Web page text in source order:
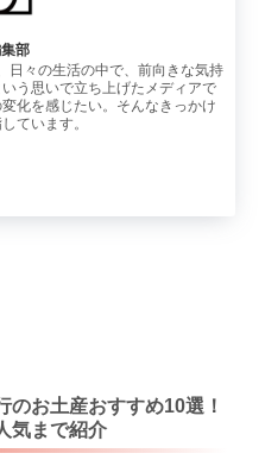
部
日々の生活の中で、前向きな気持
う思いで立ち上げたメディアで
化を感じたい。そんなきっかけ
ています。
のお土産おすすめ10選！
気まで紹介